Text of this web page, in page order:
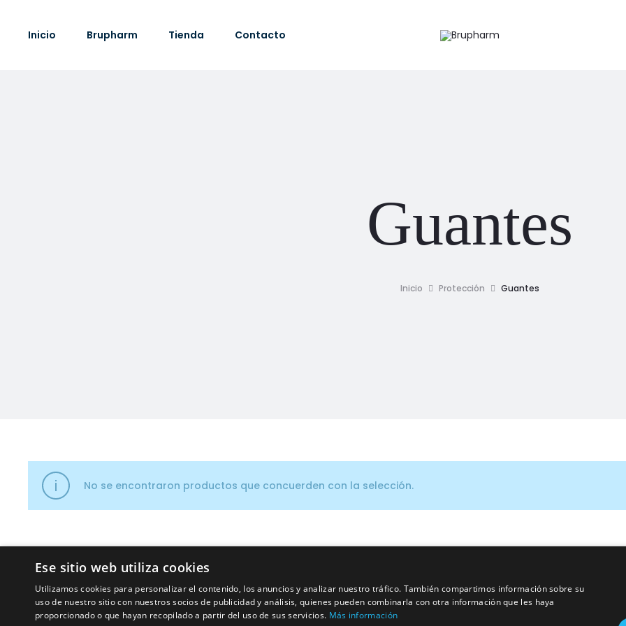
Inicio Brupharm Tienda Contacto
Guantes
Inicio Protección Guantes
No se encontraron productos que concuerden con la selección.
Ese sitio web utiliza cookies
Utilizamos cookies para personalizar el contenido, los anuncios y analizar nuestro tráfico. También compartimos información sobre su
uso de nuestro sitio con nuestros socios de publicidad y análisis, quienes pueden combinarla con otra información que les haya
proporcionado o que hayan recopilado a partir del uso de sus servicios. Más información